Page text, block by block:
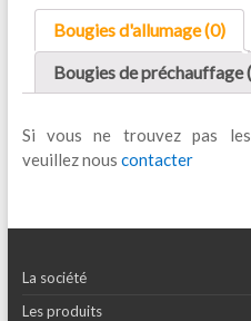
Bougies d'allumage (0)
Bougies de préchauffage
Si vous ne trouvez pas les
veuillez nous contacter
La société
Les produits